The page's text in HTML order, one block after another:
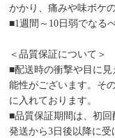
かかり、痛みや味ボケ
■1週間～10日弱でなる
＜品質保証について＞
■配送時の衝撃や目に
能性がございます。そ
に入れております。
■品質保証期間は、初
発送から3日後以降に